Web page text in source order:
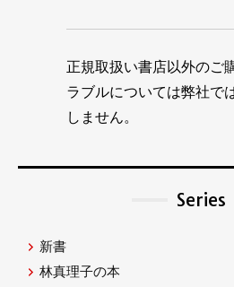
正規取扱い書店以外のご
ラブルについては弊社で
しません。
Series
新書
林真理子の本